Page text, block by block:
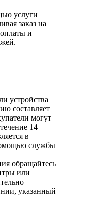
услуги
заказ на
и
устройства
составляет
могут
14
в
службы
обращайтесь
или
указанный